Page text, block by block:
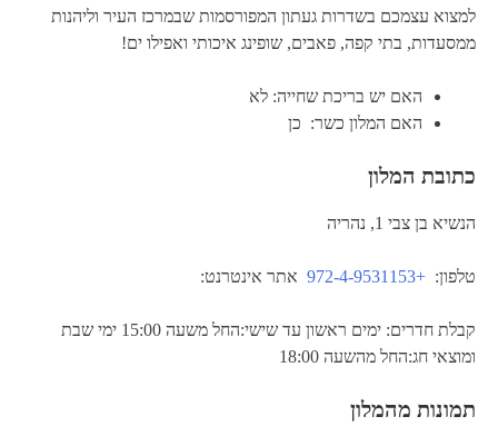
למצוא עצמכם בשדרות געתון המפורסמות שבמרכז העיר וליהנות
ממסעדות, בתי קפה, פאבים, שופינג איכותי ואפילו ים!
האם יש בריכת שחייה: לא
האם המלון כשר: כן
כתובת המלון
הנשיא בן צבי 1, נהריה
טלפון: +972-4-9531153 אתר אינטרנט:
קבלת חדרים: ימים ראשון עד שישי:החל משעה 15:00 ימי שבת
ומוצאי חג:החל מהשעה 18:00
תמונות מהמלון